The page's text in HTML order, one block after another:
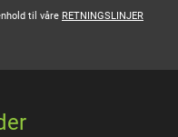
til våre RETNINGSLINJER